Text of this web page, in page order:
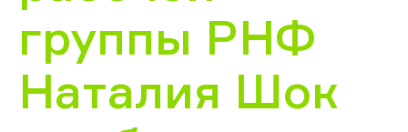
группы РНФ
Наталия Шок